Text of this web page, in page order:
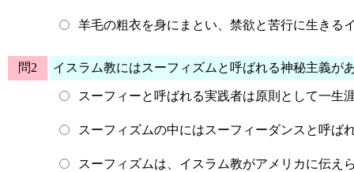
羊毛の粗衣を身にまとい、禁欲と苦行に生きる
問2 イスラム教にはスーフィズムと呼ばれる神秘主義が
スーフィーと呼ばれる実践者は原則として一生
スーフィズムの中にはスーフィーダンスと呼ば
スーフィズムは、イスラム教がアメリカに伝え